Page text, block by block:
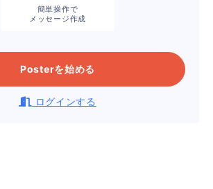
簡単操作で
メッセージ作成
Posterを始める
ログインする